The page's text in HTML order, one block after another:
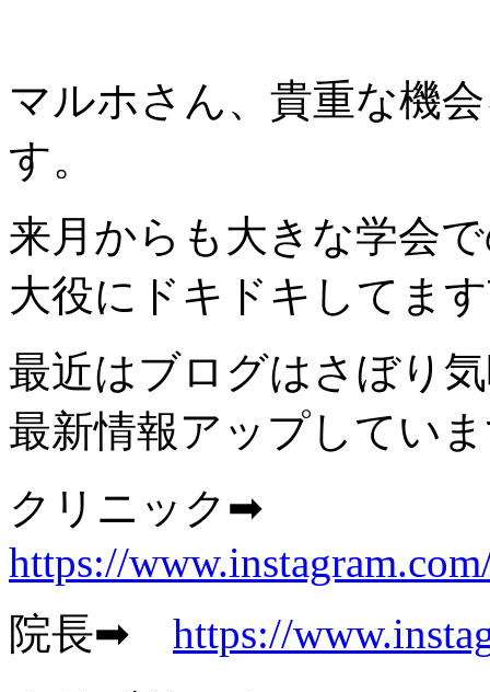
マルホさん、貴重な機
す。
来月からも大きな学会
大役にドキドキしてま
最近はブログはさぼり
最新情報アップしてい
クリニック➡
https://
院長➡ https://